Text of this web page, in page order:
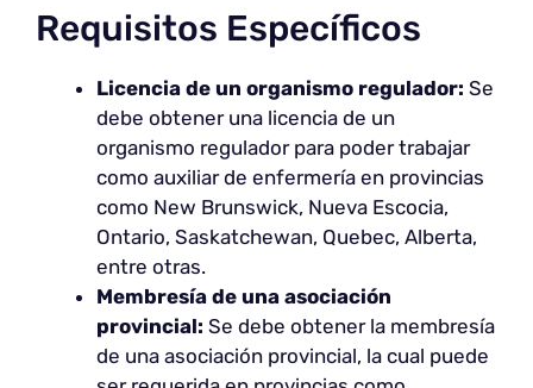
Requisitos Específicos
Licencia de un organismo regulador: Se
debe obtener una licencia de un
organismo regulador para poder trabajar
como auxiliar de enfermería en provincias
como New Brunswick, Nueva Escocia,
Ontario, Saskatchewan, Quebec, Alberta,
entre otras.
Membresía de una asociación
provincial: Se debe obtener la membresía
de una asociación provincial, la cual puede